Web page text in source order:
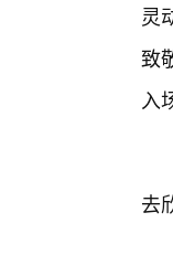
灵
致
入
去